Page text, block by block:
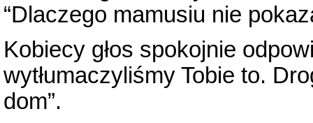
“Dlaczego mamusiu nie
Kobiecy głos spokojnie
wytłumaczyliśmy Tobie to.
dom”.